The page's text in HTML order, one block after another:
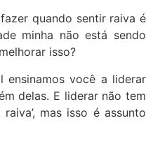
quando sentir raiva é
minha não está sendo
isso?
ensinamos você a liderar
delas. E liderar não tem
mas isso é assunto